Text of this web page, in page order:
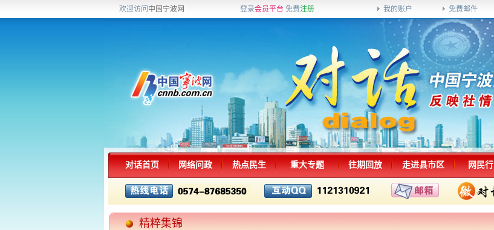
欢迎访问 中国宁波网 登录会员平台 免费注册 我的账户 免费邮件
对话首页 网络问政 热点民生 重大专题 往期回放 走进县市区 网民行
精粹集锦